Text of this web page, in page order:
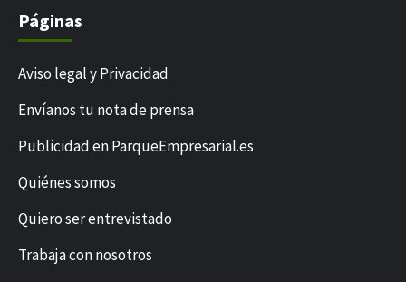
Páginas
Aviso legal y Privacidad
Envíanos tu nota de prensa
Publicidad en ParqueEmpresarial.es
Quiénes somos
Quiero ser entrevistado
Trabaja con nosotros